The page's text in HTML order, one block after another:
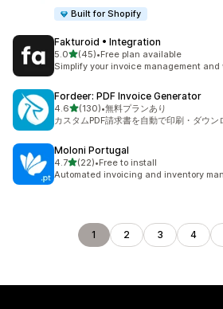
Built for Shopify
Fakturoid • Integration
5.05つ星中
(45)
合計レビュー数：45件
•Free plan available
Simplify your invoice management
Fordeer: PDF Invoice Generator
4.65つ星中
(130)
合計レビュー数：130件
•無料プランあり
カスタムPDF請求書を自動で印刷・ダウン
Moloni Portugal
4.75つ星中
(22)
合計レビュー数：22件
•Free to install
Automated invoicing and inventory
1 2 3 4